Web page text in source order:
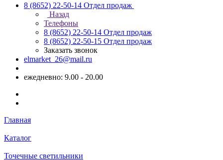
8 (8652) 22-50-14 Отдел продаж
Назад
Телефоны
8 (8652) 22-50-14 Отдел продаж
8 (8652) 22-50-15 Отдел продаж
Заказать звонок
elmarket_26@mail.ru
ежедневно: 9.00 - 20.00
Главная
Каталог
Точечные светильники